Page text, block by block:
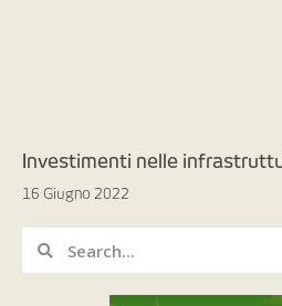
Investimenti nelle
16 Giugno 2022